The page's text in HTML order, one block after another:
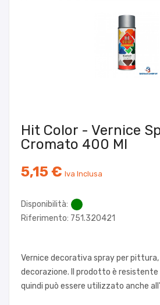
Hit Color - Vernice
Cromato 400 Ml
5,15 € Iva Inclusa
Disponibilità:
Riferimento: 751.320421
Vernice decorativa spray per
decorazione. Il prodotto è
quindi può essere utilizzato anche